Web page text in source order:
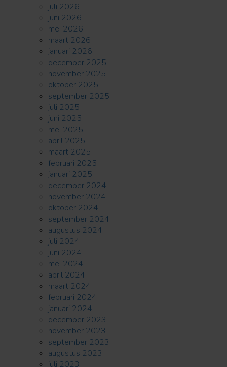
juli 2026
juni 2026
mei 2026
maart 2026
januari 2026
december 2025
november 2025
oktober 2025
september 2025
juli 2025
juni 2025
mei 2025
april 2025
maart 2025
februari 2025
januari 2025
december 2024
november 2024
oktober 2024
september 2024
augustus 2024
juli 2024
juni 2024
mei 2024
april 2024
maart 2024
februari 2024
januari 2024
december 2023
november 2023
september 2023
augustus 2023
juli 2023